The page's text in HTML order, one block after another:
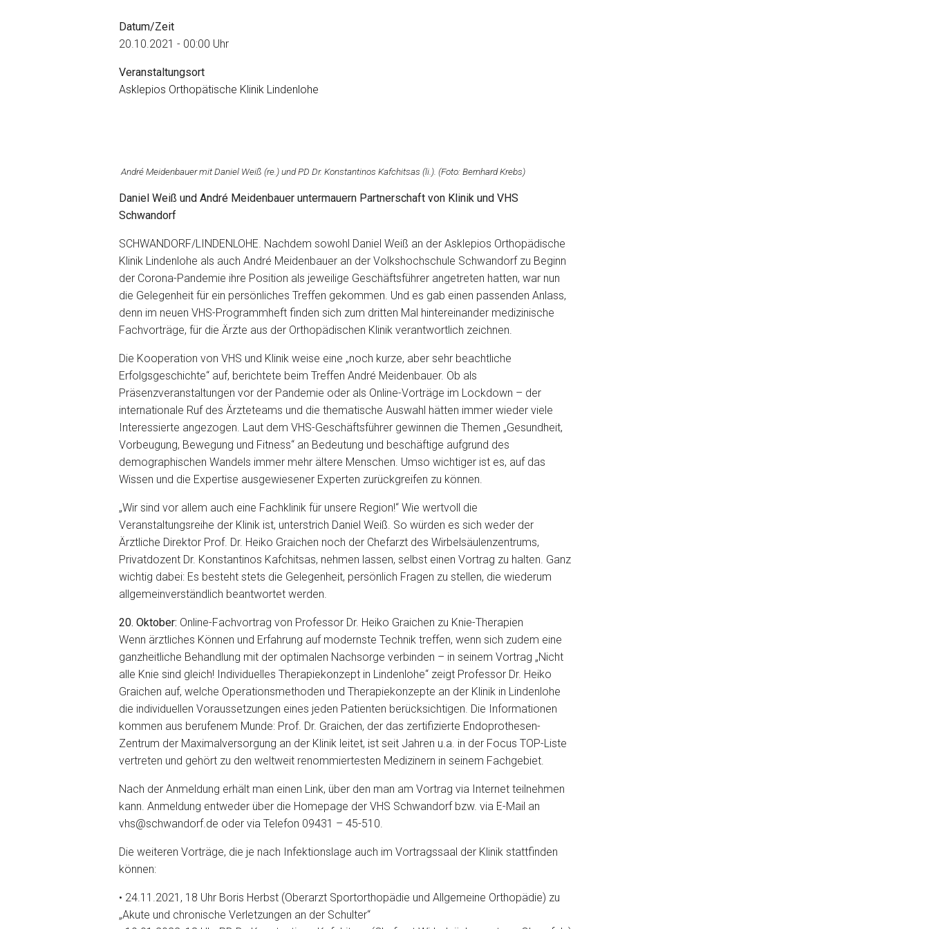
Datum/Zeit
20.10.2021 - 00:00 Uhr
Veranstaltungsort
Asklepios Orthopätische Klinik Lindenlohe
André Meidenbauer mit Daniel Weiß (re.) und PD Dr. Konstantinos Kafchitsas (li.). (Foto: Bernhard Krebs)
Daniel Weiß und André Meidenbauer untermauern Partnerschaft von Klinik und VHS
Schwandorf
SCHWANDORF/LINDENLOHE. Nachdem sowohl Daniel Weiß an der Asklepios Orthopädische
Klinik Lindenlohe als auch André Meidenbauer an der Volkshochschule Schwandorf zu Beginn
der Corona-Pandemie ihre Position als jeweilige Geschäftsführer angetreten hatten, war nun
die Gelegenheit für ein persönliches Treffen gekommen. Und es gab einen passenden Anlass,
denn im neuen VHS-Programmheft finden sich zum dritten Mal hintereinander medizinische
Fachvorträge, für die Ärzte aus der Orthopädischen Klinik verantwortlich zeichnen.
Die Kooperation von VHS und Klinik weise eine „noch kurze, aber sehr beachtliche
Erfolgsgeschichte“ auf, berichtete beim Treffen André Meidenbauer. Ob als
Präsenzveranstaltungen vor der Pandemie oder als Online-Vorträge im Lockdown – der
internationale Ruf des Ärzteteams und die thematische Auswahl hätten immer wieder viele
Interessierte angezogen. Laut dem VHS-Geschäftsführer gewinnen die Themen „Gesundheit,
Vorbeugung, Bewegung und Fitness“ an Bedeutung und beschäftige aufgrund des
demographischen Wandels immer mehr ältere Menschen. Umso wichtiger ist es, auf das
Wissen und die Expertise ausgewiesener Experten zurückgreifen zu können.
„Wir sind vor allem auch eine Fachklinik für unsere Region!“ Wie wertvoll die
Veranstaltungsreihe der Klinik ist, unterstrich Daniel Weiß. So würden es sich weder der
Ärztliche Direktor Prof. Dr. Heiko Graichen noch der Chefarzt des Wirbelsäulenzentrums,
Privatdozent Dr. Konstantinos Kafchitsas, nehmen lassen, selbst einen Vortrag zu halten. Ganz
wichtig dabei: Es besteht stets die Gelegenheit, persönlich Fragen zu stellen, die wiederum
allgemeinverständlich beantwortet werden.
20. Oktober: Online-Fachvortrag von Professor Dr. Heiko Graichen zu Knie-Therapien
Wenn ärztliches Können und Erfahrung auf modernste Technik treffen, wenn sich zudem eine
ganzheitliche Behandlung mit der optimalen Nachsorge verbinden – in seinem Vortrag „Nicht
alle Knie sind gleich! Individuelles Therapiekonzept in Lindenlohe“ zeigt Professor Dr. Heiko
Graichen auf, welche Operationsmethoden und Therapiekonzepte an der Klinik in Lindenlohe
die individuellen Voraussetzungen eines jeden Patienten berücksichtigen. Die Informationen
kommen aus berufenem Munde: Prof. Dr. Graichen, der das zertifizierte Endoprothesen-
Zentrum der Maximalversorgung an der Klinik leitet, ist seit Jahren u.a. in der Focus TOP-Liste
vertreten und gehört zu den weltweit renommiertesten Medizinern in seinem Fachgebiet.
Nach der Anmeldung erhält man einen Link, über den man am Vortrag via Internet teilnehmen
kann. Anmeldung entweder über die Homepage der VHS Schwandorf bzw. via E-Mail an
vhs@schwandorf.de oder via Telefon 09431 – 45-510.
Die weiteren Vorträge, die je nach Infektionslage auch im Vortragssaal der Klinik stattfinden
können:
• 24.11.2021, 18 Uhr Boris Herbst (Oberarzt Sportorthopädie und Allgemeine Orthopädie) zu
„Akute und chronische Verletzungen an der Schulter“